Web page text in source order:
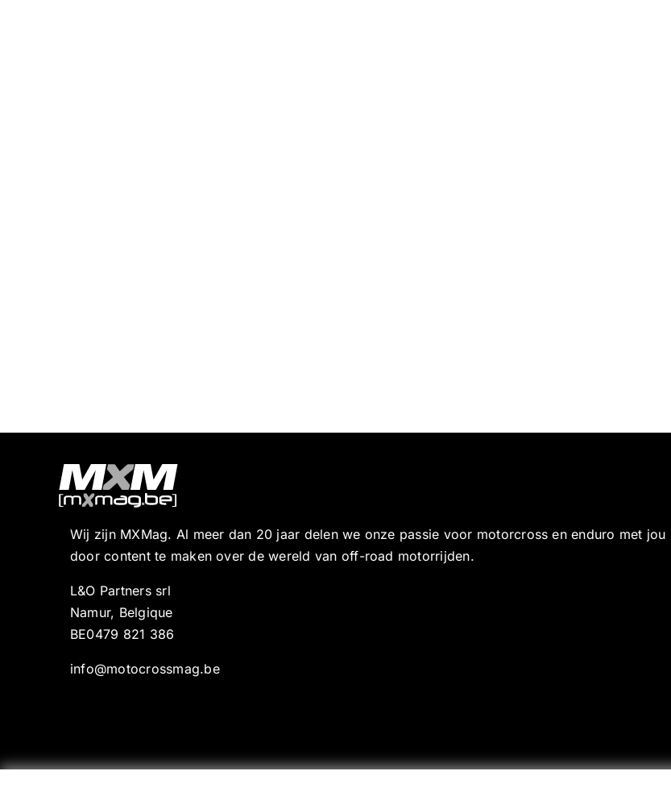
Wij zijn MXMag. Al meer dan 20 jaar delen we onze passie voor motorcross en enduro met jou
door content te maken over de wereld van off-road motorrijden.
L&O Partners srl
Namur, Belgique
BE0479 821 386
info@motocrossmag.be